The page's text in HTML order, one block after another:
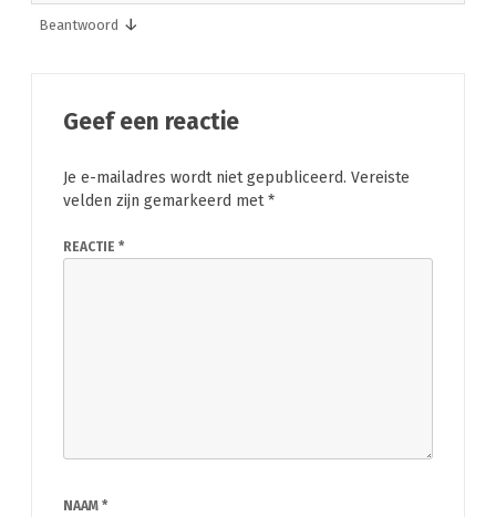
Beantwoord ↓
Geef een reactie
Je e-mailadres wordt niet gepubliceerd. Vereiste
velden zijn gemarkeerd met*
REACTIE *
NAAM *